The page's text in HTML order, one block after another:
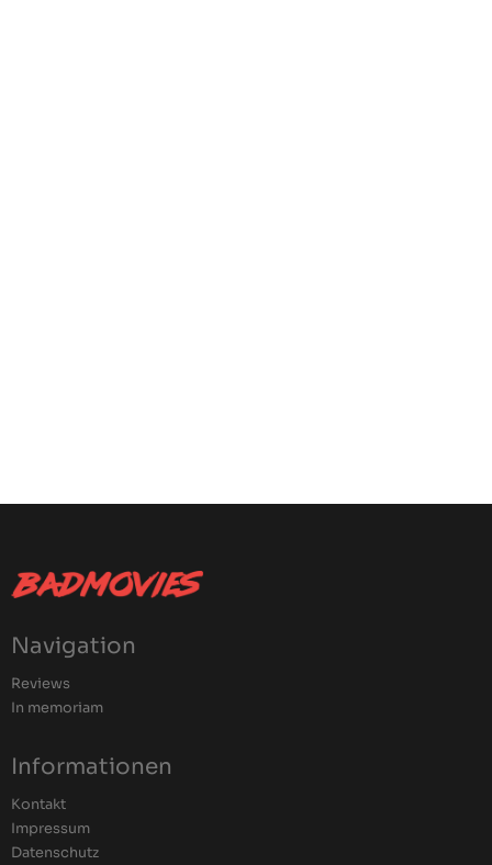
Navigation
Reviews
In memoriam
Informationen
Kontakt
Impressum
Datenschutz